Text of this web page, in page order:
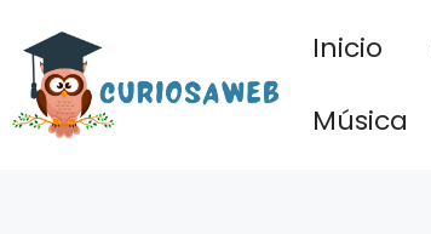
contenido
Inicio
Música